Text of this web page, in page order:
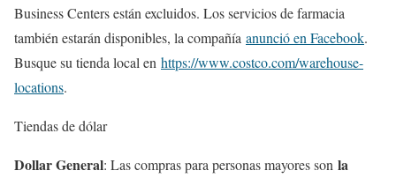
Business Centers están excluidos. Los servicios de farmacia
también estarán disponibles, la compañía anunció en Facebook.
Busque su tienda local en https://www.costco.com/warehouse-
locations.
Tiendas de dólar
Dollar General: Las compras para personas mayores son la